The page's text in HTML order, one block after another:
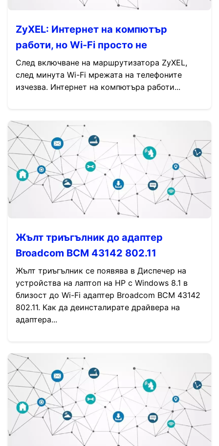
ZyXEL: Интернет на компютър
работи, но Wi-Fi просто не
След включване на маршрутизатора ZyXEL,
след минута Wi-Fi мрежата на телефоните
изчезва. Интернет на компютъра работи...
Жълт триъгълник до адаптер
Broadcom BCM 43142 802.11
Жълт триъгълник се появява в Диспечер на
устройства на лаптоп на HP с Windows 8.1 в
близост до Wi-Fi адаптер Broadcom BCM 43142
802.11. Как да деинсталирате драйвера на
адаптера...